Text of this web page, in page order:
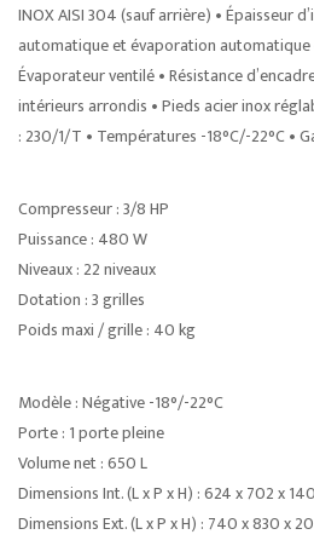
INOX AISI 304 (sauf arrière) • Épaisseur
automatique et évaporation automatique
Évaporateur ventilé • Résistance
intérieurs arrondis • Pieds acier inox
: 230/1/T • Températures -18°C/-22°C •
Compresseur : 3/8 HP
Puissance : 480 W
Niveaux : 22 niveaux
Dotation : 3 grilles
Poids maxi / grille : 40 kg
Modèle : Négative -18°/-22°C
Porte : 1 porte pleine
Volume net : 650 L
Dimensions Int. (L x P x H) : 624 x 702 x
Dimensions Ext. (L x P x H) : 740 x 830 x